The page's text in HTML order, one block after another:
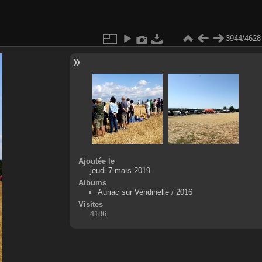
3944/4628
Ajoutée le
jeudi 7 mars 2019
Albums
Auriac sur Vendinelle/ 2016
Visites
4186